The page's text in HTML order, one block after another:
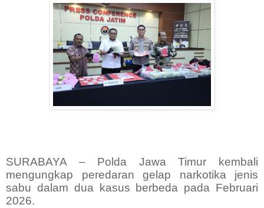
SURABAYA – Polda Jawa Timur kembali
mengungkap peredaran gelap narkotika jenis
sabu dalam dua kasus berbeda pada Februari
2026.